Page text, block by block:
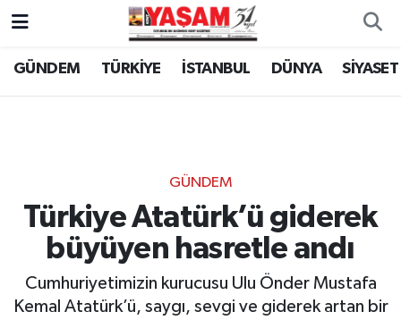
GÜNDEM TÜRKİYE İSTANBUL DÜNYA SİYASET
GÜNDEM
Türkiye Atatürk’ü giderek
büyüyen hasretle andı
Cumhuriyetimizin kurucusu Ulu Önder Mustafa
Kemal Atatürk’ü, saygı, sevgi ve giderek artan bir